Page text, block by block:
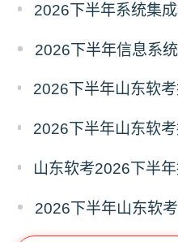
2026下半年山东软